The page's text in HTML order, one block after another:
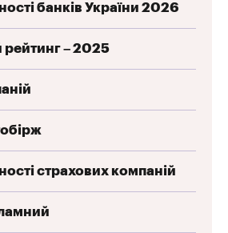
банків України 2026
рейтинг – 2025
страхових компаній